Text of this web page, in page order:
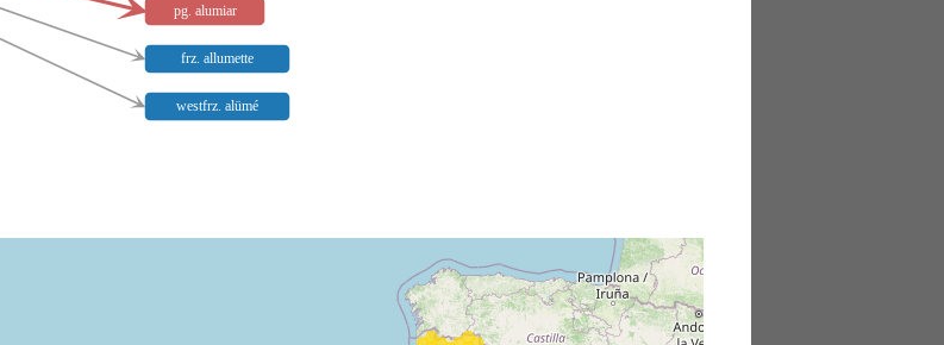
pg. alumiar
frz. allumette
westfrz. alümé